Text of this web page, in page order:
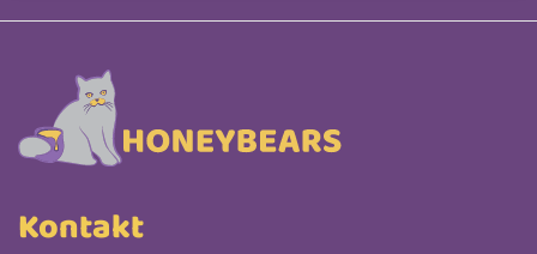
Kontakt